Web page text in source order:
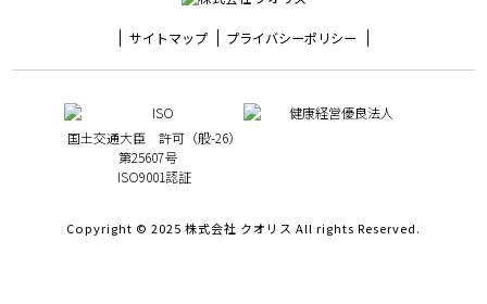
サイトマップ プライバシーポリシー
国土交通大臣 許可（般-26）
第25607号
ISO9001認証
Copyright © 2025 株式会社 クオリス All rights Reserved.